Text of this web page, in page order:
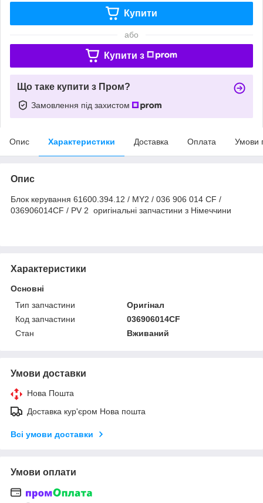
Купити
або
Купити з
Що таке купити з Пром?
Замовлення під захистом
Опис Характеристики Доставка Оплата Умови
Опис
Блок керування 61600.394.12 / MY2 / 036 906 014 CF /
036906014CF / PV 2 оригінальні запчастини з Німеччини
Характеристики
Основні
Тип запчастини
Оригінал
Код запчастини
036906014CF
Стан
Вживаний
Умови доставки
Нова Пошта
Доставка кур'єром Нова пошта
Всі умови доставки
Умови оплати